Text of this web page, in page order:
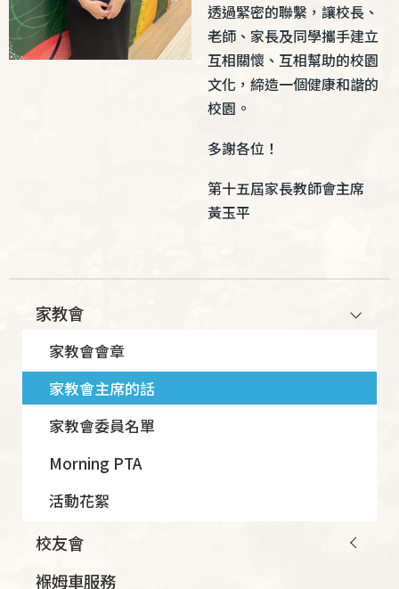
透過緊密的聯繫，讓校長、
老師、家長及同學攜手建立
互相關懷、互相幫助的校園
文化，締造一個健康和諧的
校園。
多謝各位！
第十五屆家長教師會主席
黃玉平
navigation
家教會
家教會會章
家教會主席的話
家教會委員名單
Morning PTA
活動花絮
校友會
褓姆車服務